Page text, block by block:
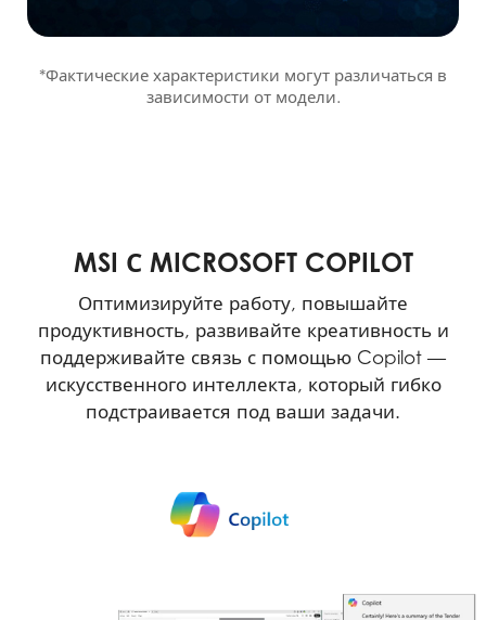
*Фактические характеристики могут различаться в
зависимости от модели.
MSI С MICROSOFT COPILOT
Оптимизируйте работу, повышайте
продуктивность, развивайте креативность и
поддерживайте связь с помощью Copilot —
искусственного интеллекта, который гибко
подстраивается под ваши задачи.